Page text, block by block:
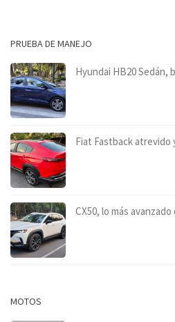
PRUEBA DE MANEJO
Hyundai HB20 Sedán,
Fiat Fastback atrevido
CX50, lo más avanzado
MOTOS